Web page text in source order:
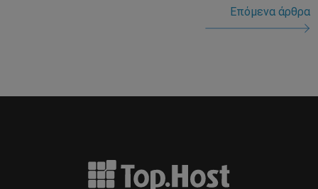
Επόμενα άρθρα